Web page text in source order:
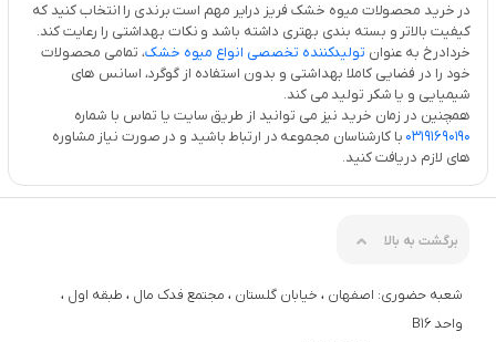
در خرید محصولات میوه خشک فریز درایر مهم است برندی را انتخاب کنید که
کیفیت بالاتر و بسته بندی بهتری داشته باشد و نکات بهداشتی را رعایت کند.
خردادرخ به عنوان تولیدکننده تخصصی انواع میوه خشک، تمامی محصولات
خود را در فضایی کاملا بهداشتی و بدون استفاده از گوگرد، اسانس های
شیمیایی و یا شکر تولید می کند.
همچنین در زمان خرید نیز می توانید از طریق سایت یا تماس با شماره
03191690190 با کارشناسان مجموعه در ارتباط باشید و در صورت نیاز مشاوره
های لازم دریافت کنید.
برگشت به بالا
شعبه حضوری: اصفهان ، خیابان گلستان ، مجتمع فدک مال ، طبقه اول ،
واحد B16